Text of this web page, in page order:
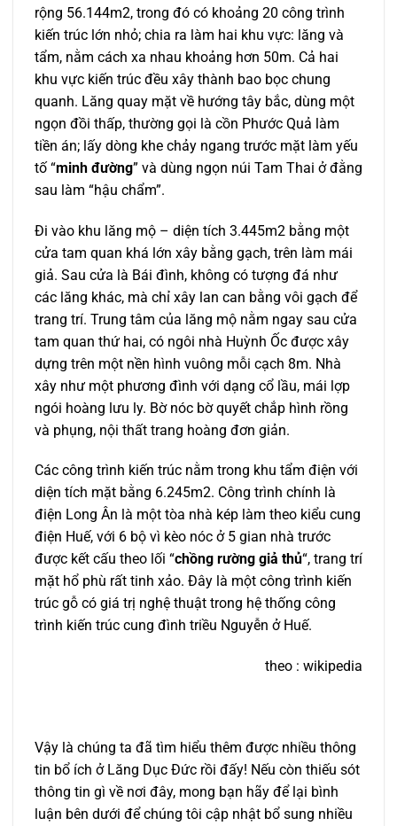
rộng 56.144m2, trong đó có khoảng 20 công trình
kiến trúc lớn nhỏ; chia ra làm hai khu vực: lăng và
tẩm, nằm cách xa nhau khoảng hơn 50m. Cả hai
khu vực kiến trúc đều xây thành bao bọc chung
quanh. Lăng quay mặt về hướng tây bắc, dùng một
ngọn đồi thấp, thường gọi là cồn Phước Quả làm
tiền án; lấy dòng khe chảy ngang trước mặt làm yếu
tố “minh đường” và dùng ngọn núi Tam Thai ở đằng
sau làm “hậu chẩm”.
Đi vào khu lăng mộ – diện tích 3.445m2 bằng một
cửa tam quan khá lớn xây bằng gạch, trên làm mái
giả. Sau cửa là Bái đình, không có tượng đá như
các lăng khác, mà chỉ xây lan can bằng vôi gạch để
trang trí. Trung tâm của lăng mộ nằm ngay sau cửa
tam quan thứ hai, có ngôi nhà Huỳnh Ốc được xây
dựng trên một nền hình vuông mỗi cạch 8m. Nhà
xây như một phương đình với dạng cổ lầu, mái lợp
ngói hoàng lưu ly. Bờ nóc bờ quyết chắp hình rồng
và phụng, nội thất trang hoàng đơn giản.
Các công trình kiến trúc nằm trong khu tẩm điện với
diện tích mặt bằng 6.245m2. Công trình chính là
điện Long Ân là một tòa nhà kép làm theo kiểu cung
điện Huế, với 6 bộ vì kèo nóc ở 5 gian nhà trước
được kết cấu theo lối “chồng rường giả thủ“, trang trí
mặt hổ phù rất tinh xảo. Đây là một công trình kiến
trúc gỗ có giá trị nghệ thuật trong hệ thống công
trình kiến trúc cung đình triều Nguyễn ở Huế.
theo : wikipedia
Vậy là chúng ta đã tìm hiểu thêm được nhiều thông
tin bổ ích ở Lăng Dục Đức rồi đấy! Nếu còn thiếu sót
thông tin gì về nơi đây, mong bạn hãy để lại bình
luận bên dưới để chúng tôi cập nhật bổ sung nhiều